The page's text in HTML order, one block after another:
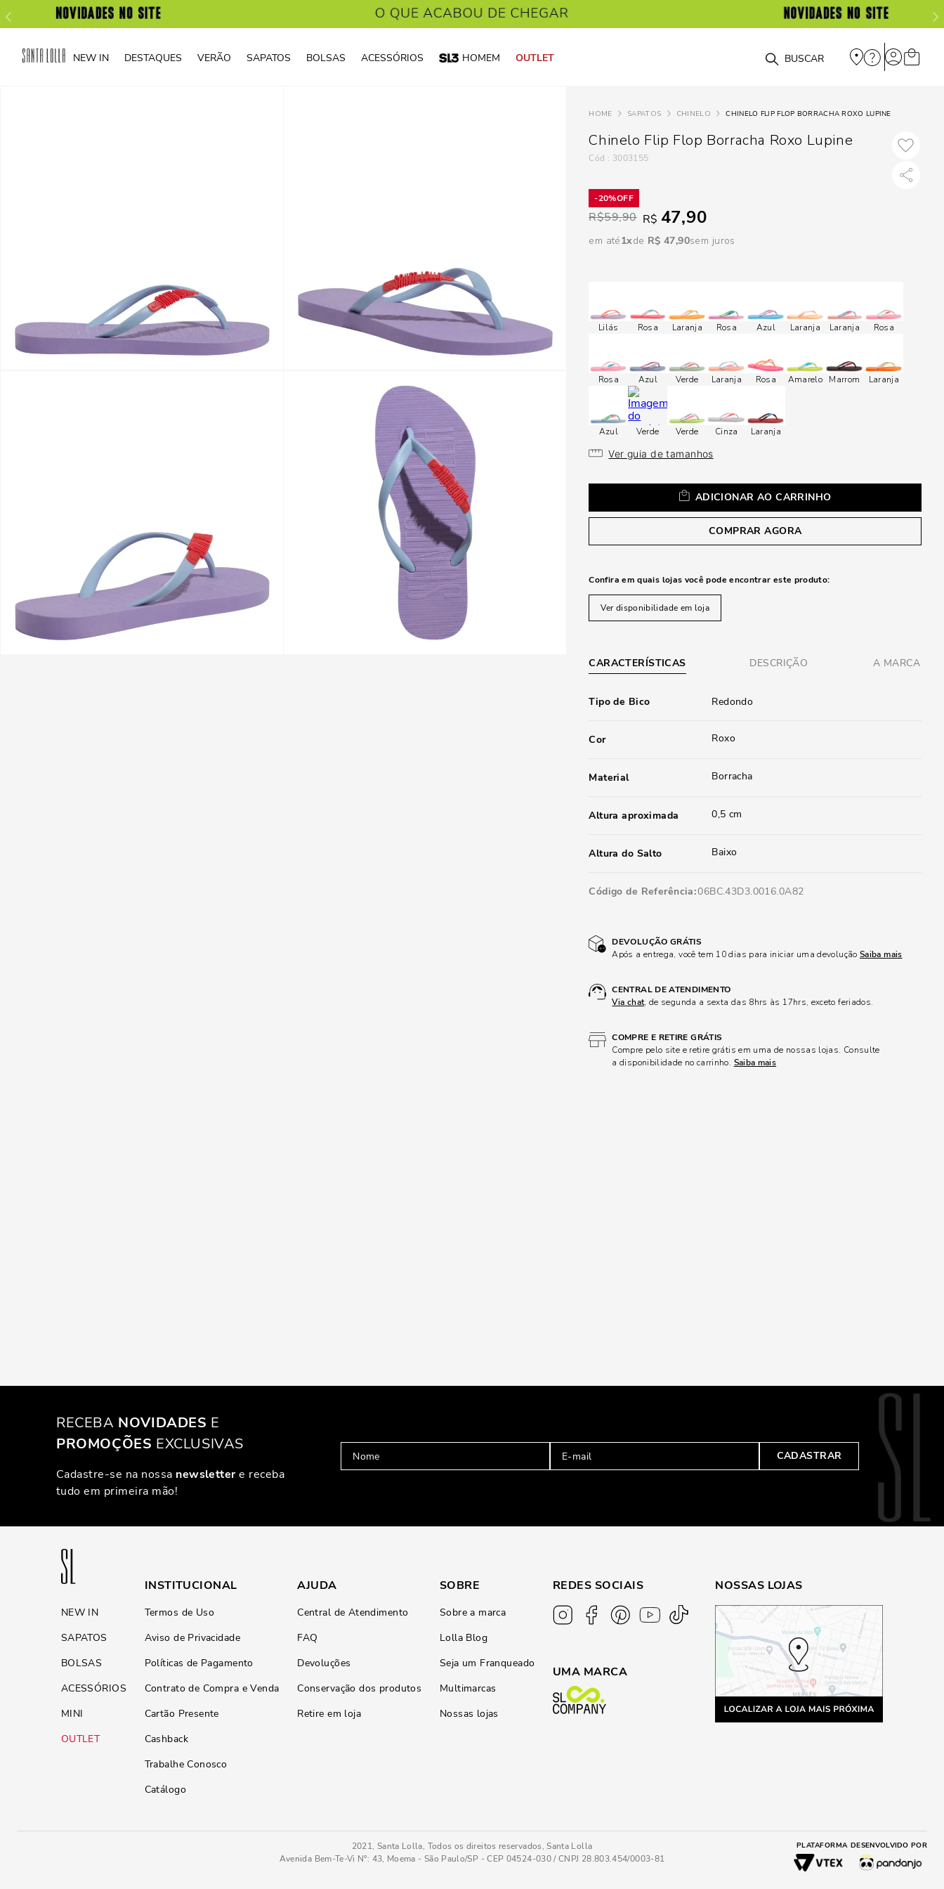
NEW IN DESTAQUES VERÃO SAPATOS BOLSAS ACESSÓRIOS HOMEM OUTLET O que você está procurando?
SAPATOS CHINELO CHINELO FLIP FLOP BORRACHA ROXO LUPINE
Chinelo Flip Flop Borracha Roxo Lupine
: 3003155
20%
R$59,90 R$ 47,90
em até1 R$ 47,90sem juros
Lilás Rosa Laranja Rosa Azul Laranja Laranja Rosa
Rosa Azul Verde Laranja Rosa Amarelo Marrom Laranja
Azul Verde Verde Cinza Laranja
Ver guia de tamanhos
ADICIONAR AO CARRINHO
COMPRAR AGORA
Confira em quais lojas você pode encontrar este produto:
Ver disponibilidade em loja
CARACTERÍSTICAS DESCRIÇÃO A MARCA
Tipo de Bico Redondo
Cor Roxo
Material Borracha
Altura aproximada 0,5 cm
Altura do Salto Baixo
Código de Referência 06BC.43D3.0016.0A82
DEVOLUÇÃO GRÁTIS
Após a entrega, você tem 10 dias para iniciar uma devolução Saiba mais
CENTRAL DE ATENDIMENTO
Via chat, de segunda a sexta das 8hrs às 17hrs, exceto feriados.
COMPRE E RETIRE GRÁTIS
Compre pelo site e retire grátis em uma de nossas lojas. Consulte
a disponibilidade no carrinho. Saiba mais
RECEBA NOVIDADES E
PROMOÇÕES EXCLUSIVAS
Cadastre-se na nossa newslettere receba
tudo em primeira mão!
CADASTRAR
NEW IN
SAPATOS
BOLSAS
ACESSÓRIOS
MINI
OUTLET
INSTITUCIONAL
Termos de Uso
Aviso de Privacidade
Políticas de Pagamento
Contrato de Compra e Venda
Cartão Presente
Cashback
Trabalhe Conosco
Catálogo
AJUDA
Central de Atendimento
FAQ
Devoluções
Conservação dos produtos
Retire em loja
SOBRE
Sobre a marca
Lolla Blog
Seja um Franqueado
Multimarcas
Nossas lojas
REDES SOCIAIS
UMA MARCA
NOSSAS LOJAS
2021, Santa Lolla, Todos os direitos reservados, Santa Lolla
Avenida Bem-Te-Vi N°: 43, Moema - São Paulo/SP - CEP 04524-030 / CNPJ 28.803.454/0003-81
PLATAFORMA DESENVOLVIDO POR